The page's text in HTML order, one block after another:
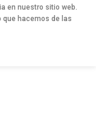
en nuestro sitio web.
que hacemos de las